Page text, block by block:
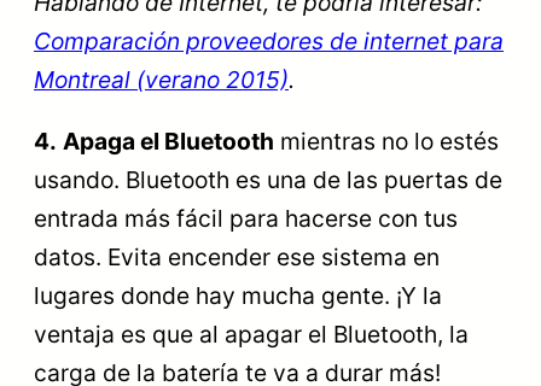
Comparación proveedores de internet para
Montreal (verano 2015).
4. Apaga el Bluetooth mientras no lo estés
usando. Bluetooth es una de las puertas de
entrada más fácil para hacerse con tus
datos. Evita encender ese sistema en
lugares donde hay mucha gente. ¡Y la
ventaja es que al apagar el Bluetooth, la
carga de la batería te va a durar más!